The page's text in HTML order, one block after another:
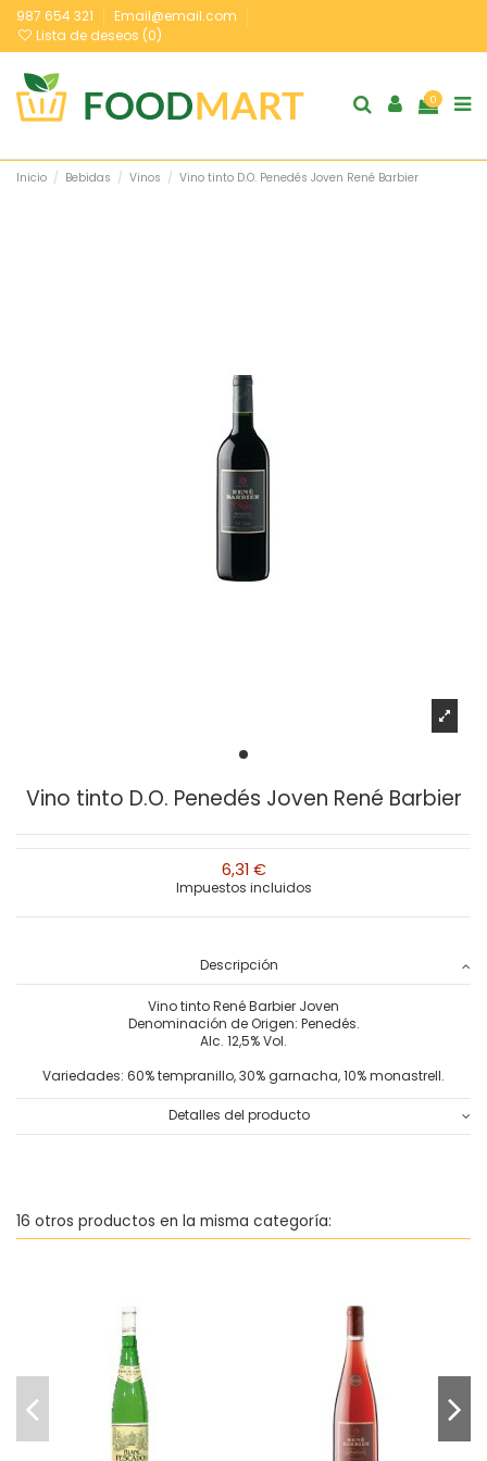
987 654 321
Email@email.com
Lista de deseos (0)
0
Inicio Bebidas Vinos Vino tinto D.O. Penedés Joven René Barbier
Vino tinto D.O. Penedés Joven René Barbier
6,31 €
Impuestos incluidos
Descripción
Vino tinto René Barbier Joven
Denominación de Origen: Penedés.
Alc. 12,5% Vol.
Variedades: 60% tempranillo, 30% garnacha, 10% monastrell.
Detalles del producto
16 otros productos en la misma categoría:
natural Pescador
4,15 €
carrito
Vino rosado D.O. Penedés
René Barbier
3,65 €
carrito